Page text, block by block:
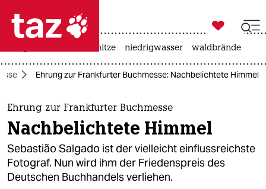
 taz zahl ich
taz zahl ich
themen
politik
öko

taz zahl ich
hitze niedrigwasser waldbrände
Ehrung zur Frankfurter Buchmesse: Nachbelichtete Himmel
Ehrung zur Frankfurter Buchmesse
Nachbelichtete Himmel
Sebastião Salgado ist der vielleicht einflussreichste
Fotograf. Nun wird ihm der Friedenspreis des
Deutschen Buchhandels verliehen.